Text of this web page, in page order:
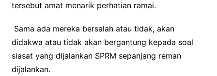
tersebut amat menarik perhatian ramai.
Sama ada mereka bersalah atau tidak, akan
didakwa atau tidak akan bergantung kepada soal
siasat yang dijalankan SPRM sepanjang reman
dijalankan.